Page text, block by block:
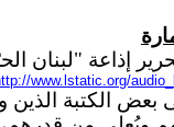
إذاعة "لبنان
www.lstatic.org/
الكتبة الذين